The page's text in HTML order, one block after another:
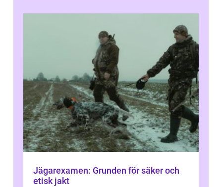
Jägarexamen: Grunden för säker och
etisk jakt